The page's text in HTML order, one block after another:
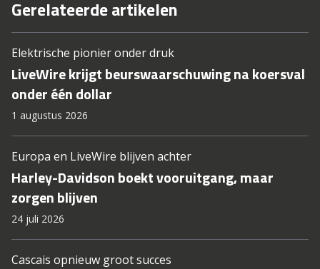
Gerelateerde artikelen
Elektrische pionier onder druk
LiveWire krijgt beurswaarschuwing na koersval
onder één dollar
1 augustus 2026
Europa en LiveWire blijven achter
Harley-Davidson boekt vooruitgang, maar
zorgen blijven
24 juli 2026
Cascais opnieuw groot succes